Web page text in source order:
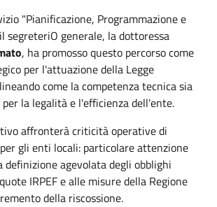
"Pianificazione, Programmazione e
segreteriO generale, la dottoressa
, ha promosso questo percorso come
per l'attuazione della Legge
come la competenza tecnica sia
la legalità e l'efficienza dell'ente.
affronterà criticità operative di
gli enti locali: particolare attenzione
definizione agevolata degli obblighi
IRPEF e alle misure della Regione
della riscossione.